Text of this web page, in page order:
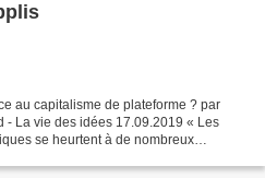
au capitalisme de plateforme ? par
- La vie des idées 17.09.2019 « Les
se heurtent à de nombreux